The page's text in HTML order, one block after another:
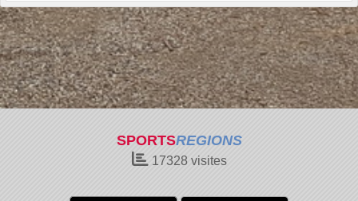
SPORTSREGIONS
17328visites